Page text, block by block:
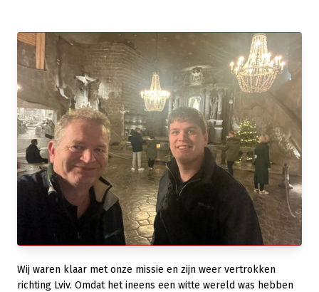
Wij waren klaar met onze missie en zijn weer vertrokken
richting Lviv. Omdat het ineens een witte wereld was hebben